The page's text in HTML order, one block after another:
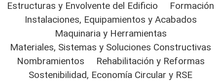
Estructuras y Envolvente del Edificio
Formación
Instalaciones, Equipamientos y Acabados
Maquinaria y Herramientas
Materiales, Sistemas y Soluciones Constructivas
Nombramientos
Rehabilitación y Reformas
Sostenibilidad, Economía Circular y RSE